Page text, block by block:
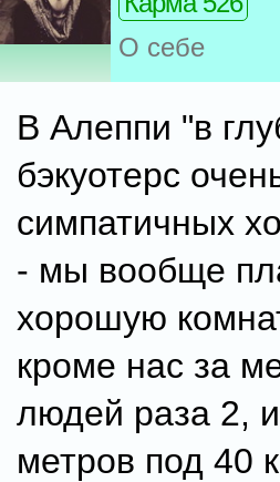
О себе
В Алеппи "в
бэкуотерс
симпатичных
- мы вообще
хорошую
кроме нас за
людей раза 2,
метров под 40